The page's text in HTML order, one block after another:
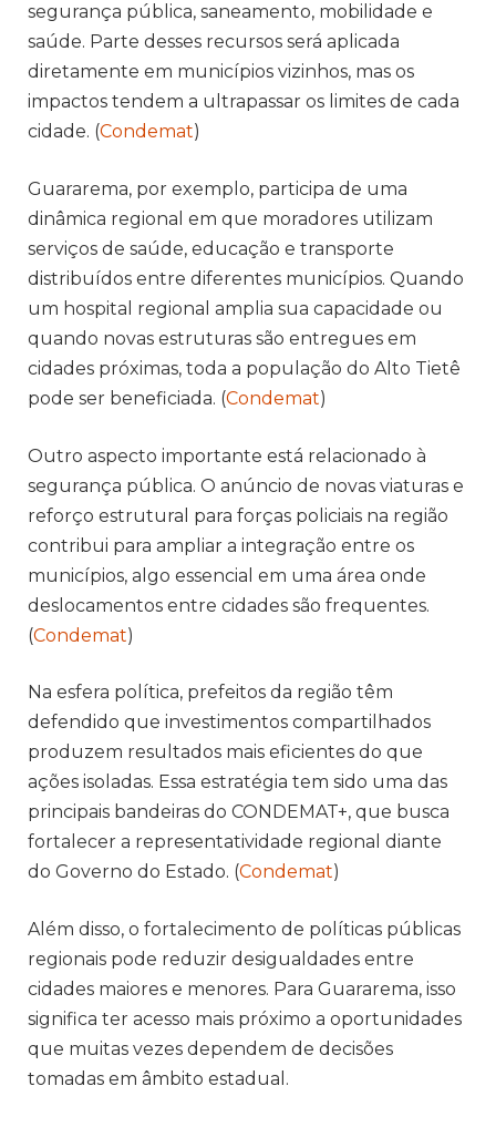
segurança pública, saneamento, mobilidade e
saúde. Parte desses recursos será aplicada
diretamente em municípios vizinhos, mas os
impactos tendem a ultrapassar os limites de cada
cidade. (Condemat)
Guararema, por exemplo, participa de uma
dinâmica regional em que moradores utilizam
serviços de saúde, educação e transporte
distribuídos entre diferentes municípios. Quando
um hospital regional amplia sua capacidade ou
quando novas estruturas são entregues em
cidades próximas, toda a população do Alto Tietê
pode ser beneficiada. (Condemat)
Outro aspecto importante está relacionado à
segurança pública. O anúncio de novas viaturas e
reforço estrutural para forças policiais na região
contribui para ampliar a integração entre os
municípios, algo essencial em uma área onde
deslocamentos entre cidades são frequentes.
(Condemat)
Na esfera política, prefeitos da região têm
defendido que investimentos compartilhados
produzem resultados mais eficientes do que
ações isoladas. Essa estratégia tem sido uma das
principais bandeiras do CONDEMAT+, que busca
fortalecer a representatividade regional diante
do Governo do Estado. (Condemat)
Além disso, o fortalecimento de políticas públicas
regionais pode reduzir desigualdades entre
cidades maiores e menores. Para Guararema, isso
significa ter acesso mais próximo a oportunidades
que muitas vezes dependem de decisões
tomadas em âmbito estadual.